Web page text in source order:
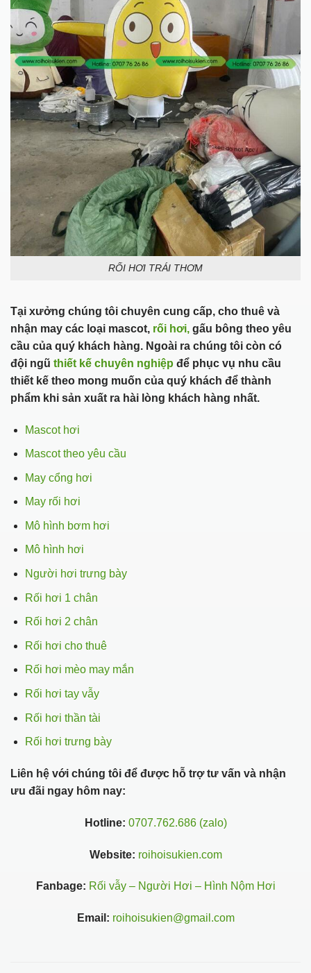
RỐI HƠI TRÁI THƠM
Tại xưởng chúng tôi chuyên cung cấp, cho thuê và
nhận may các loại mascot, rối hơi, gấu bông theo yêu
cầu của quý khách hàng. Ngoài ra chúng tôi còn có
đội ngũ thiết kế chuyên nghiệp để phục vụ nhu cầu
thiết kế theo mong muốn của quý khách để thành
phẩm khi sản xuất ra hài lòng khách hàng nhất.
Mascot hơi
Mascot theo yêu cầu
May cổng hơi
May rối hơi
Mô hình bơm hơi
Mô hình hơi
Người hơi trưng bày
Rối hơi 1 chân
Rối hơi 2 chân
Rối hơi cho thuê
Rối hơi mèo may mắn
Rối hơi tay vẫy
Rối hơi thần tài
Rối hơi trưng bày
Liên hệ với chúng tôi để được hỗ trợ tư vấn và nhận
ưu đãi ngay hôm nay:
Hotline: 0707.762.686 (zalo)
Website: roihoisukien.com
Fanbage: Rối vẫy – Người Hơi – Hình Nộm Hơi
Email: roihoisukien@gmail.com